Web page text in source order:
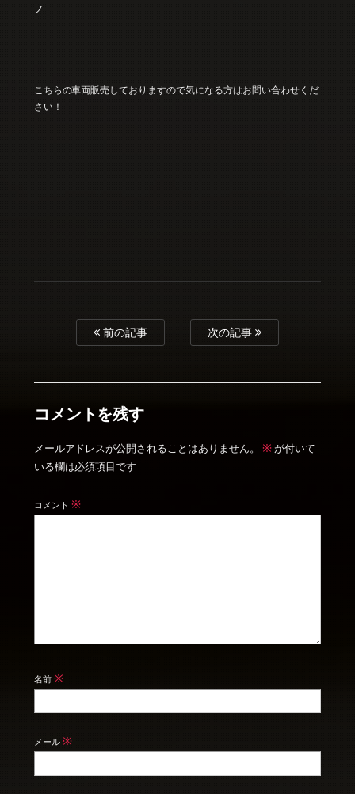
ノ
こちらの車両販売しておりますので気になる方はお問い合わせくだ
さい！
前の記事 次の記事
コメントを残す
メールアドレスが公開されることはありません。 ※ が付いて
いる欄は必須項目です
コメント ※
名前 ※
メール ※